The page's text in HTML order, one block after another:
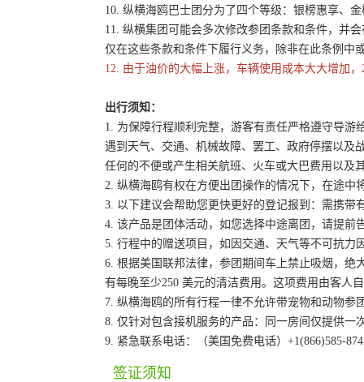
10. 纵横海鸥巴士团分为了四个等级：银榜惠享、
11. 纵横集团可能会多次修改参团条款和条件，并
仅在这些条款和条件下履行义务，除非在此条例中
12. 由于油价的大幅上涨，车辆使用成本大大增加
出行须知：
1. 为保障行程顺利完整，游客有责任严格遵守导
遇到天气、交通、机械故障、罢工、政府停摆以及
任何的不便或产生相关航班、火车或大巴费用以及
2. 纵横海鸥有权在方便出团操作的情况下，在途
3. 以下建议会帮助您更快更好的登记报到：需携
4. 该产品是团体活动，如您选择中途离团，请提
5. 行程中的赠送项目，如因交通、天气等不可抗
6. 根据美国联邦法律，参团期间车上禁止吸烟，
有每晚至少250 美元的清洁费用。这项费用由客人
7. 纵横海鸥的所有行程一律不允许带宠物和动物参
8. 仅针对包含接机服务的产品：同一房间仅提供
9. 紧急联系电话：（美国免费电话）+1(866)585-
签证须知